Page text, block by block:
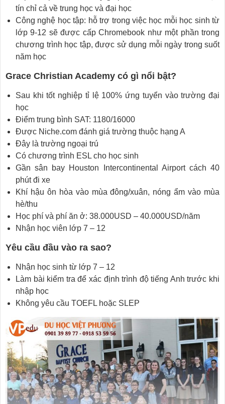
tín chỉ cả về trung học và đại học
Công nghệ học tập: hỗ trợ trong việc học mỗi học sinh từ
lớp 9-12 sẽ được cấp Chromebook như một phần trong
chương trình học tập, được sử dụng mỗi ngày trong suốt
năm học
Grace Christian Academy có gì nổi bật?
Sau khi tốt nghiệp tỉ lệ 100% ứng tuyển vào trường đại
học
Điểm trung bình SAT: 1180/16000
Được Niche.com đánh giá trường thuộc hạng A
Đây là trường ngoại trú
Có chương trình ESL cho học sinh
Gần sân bay Houston Intercontinental Airport cách 40
phút đi xe
Khí hậu ôn hòa vào mùa đông/xuân, nóng ẩm vào mùa
hè/thu
Học phí và phí ăn ở: 38.000USD – 40.000USD/năm
Nhận học viên lớp 7 – 12
Yêu cầu đầu vào ra sao?
Nhận học sinh từ lớp 7 – 12
Làm bài kiểm tra để xác định trình độ tiếng Anh trước khi
nhập học
Không yêu cầu TOEFL hoặc SLEP